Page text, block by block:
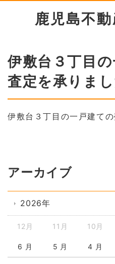
鹿児島不
伊敷台３丁目
査定を承りまし
伊敷台３丁目の一戸建て
アーカイブ
2026年
12月 11月 10月
6 月 5 月 4 月